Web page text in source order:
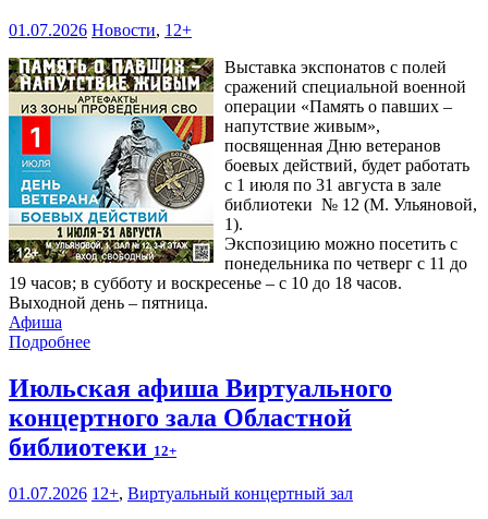
01.07.2026 Новости, 12+
Выставка экспонатов с полей
сражений специальной военной
операции «Память о павших –
напутствие живым»,
посвященная Дню ветеранов
боевых действий, будет работать
с 1 июля по 31 августа в зале
библиотеки № 12 (М. Ульяновой,
1).
Экспозицию можно посетить с
понедельника по четверг с 11 до
19 часов; в субботу и воскресенье – с 10 до 18 часов.
Выходной день – пятница.
Афиша
Подробнее
Июльская афиша Виртуального
концертного зала Областной
библиотеки 12+
01.07.2026 12+, Виртуальный концертный зал